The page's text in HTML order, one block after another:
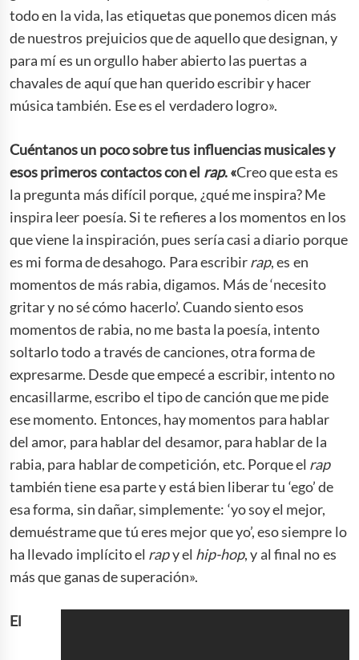
todo en la vida, las etiquetas que ponemos dicen más
de nuestros prejuicios que de aquello que designan, y
para mí es un orgullo haber abierto las puertas a
chavales de aquí que han querido escribir y hacer
música también. Ese es el verdadero logro».
Cuéntanos un poco sobre tus influencias musicales y
esos primeros contactos con el rap. «Creo que esta es
la pregunta más difícil porque, ¿qué me inspira? Me
inspira leer poesía. Si te refieres a los momentos en los
que viene la inspiración, pues sería casi a diario porque
es mi forma de desahogo. Para escribirrap, es en
momentos de más rabia, digamos. Más de ‘necesito
gritar y no sé cómo hacerlo’. Cuando siento esos
momentos de rabia, no me basta la poesía, intento
soltarlo todo a través de canciones, otra forma de
expresarme. Desde que empecé a escribir, intento no
encasillarme, escribo el tipo de canción que me pide
ese momento. Entonces, hay momentos para hablar
del amor, para hablar del desamor, para hablar de la
rabia, para hablar de competición, etc. Porque el rap
también tiene esa parte y está bien liberar tu ‘ego’ de
esa forma, sin dañar, simplemente: ‘yo soy el mejor,
demuéstrame que tú eres mejor que yo’, eso siempre lo
ha llevado implícito el rapy el hip-hop, y al final no es
más que ganas de superación».
El